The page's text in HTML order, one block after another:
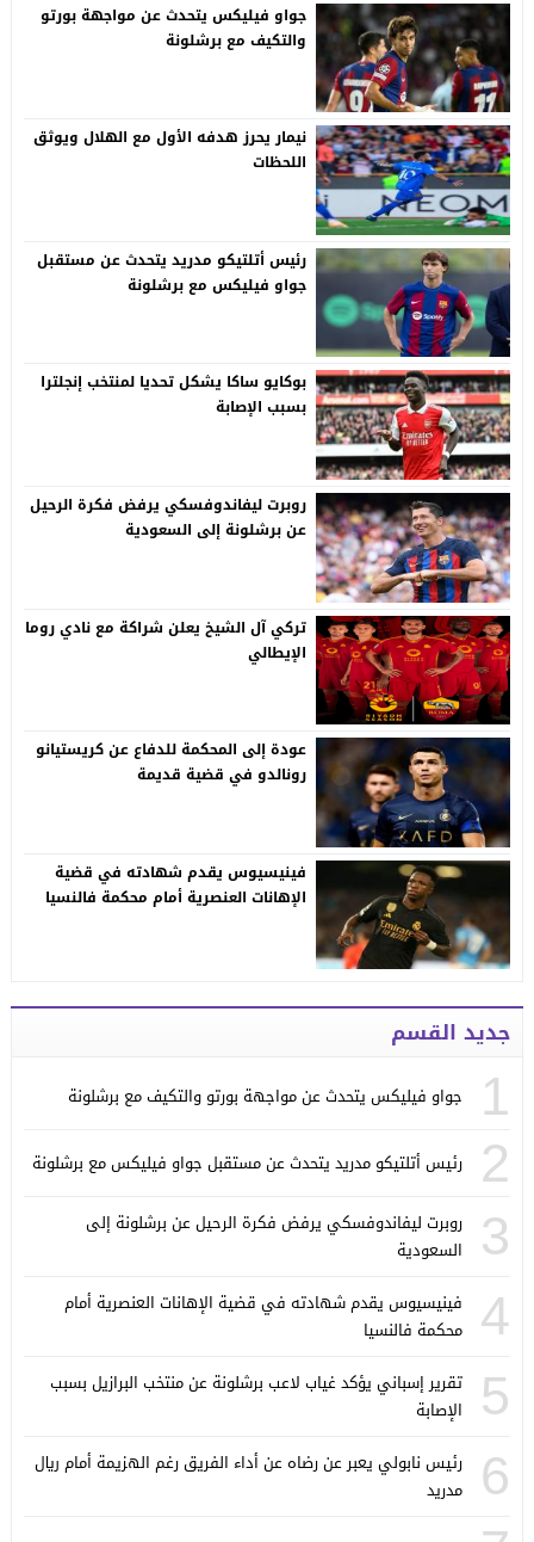
جواو فيليكس يتحدث عن مواجهة بورتو
والتكيف مع برشلونة
نيمار يحرز هدفه الأول مع الهلال ويوثق
اللحظات
رئيس أتلتيكو مدريد يتحدث عن مستقبل
جواو فيليكس مع برشلونة
بوكايو ساكا يشكل تحديا لمنتخب إنجلترا
بسبب الإصابة
روبرت ليفاندوفسكي يرفض فكرة الرحيل
عن برشلونة إلى السعودية
تركي آل الشيخ يعلن شراكة مع نادي روما
الإيطالي
عودة إلى المحكمة للدفاع عن كريستيانو
رونالدو في قضية قديمة
فينيسيوس يقدم شهادته في قضية
الإهانات العنصرية أمام محكمة فالنسيا
جديد القسم
1 جواو فيليكس يتحدث عن مواجهة بورتو والتكيف مع برشلونة
2 رئيس أتلتيكو مدريد يتحدث عن مستقبل جواو فيليكس مع برشلونة
3
روبرت ليفاندوفسكي يرفض فكرة الرحيل عن برشلونة إلى
السعودية
4
فينيسيوس يقدم شهادته في قضية الإهانات العنصرية أمام
محكمة فالنسيا
5
تقرير إسباني يؤكد غياب لاعب برشلونة عن منتخب البرازيل بسبب
الإصابة
6
رئيس نابولي يعبر عن رضاه عن أداء الفريق رغم الهزيمة أمام ريال
مدريد